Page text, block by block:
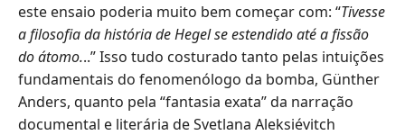
este ensaio poderia muito bem começar com: “Tivesse
a filosofia da história de Hegel se estendido até a fissão
do átomo...” Isso tudo costurado tanto pelas intuições
fundamentais do fenomenólogo da bomba, Günther
Anders, quanto pela “fantasia exata” da narração
documental e literária de Svetlana Aleksiévitch